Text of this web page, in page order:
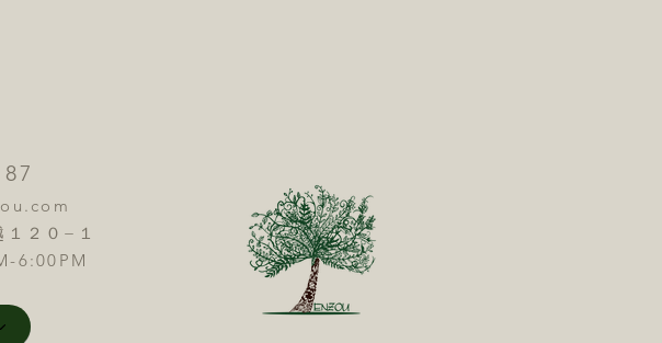
２０−１
6:00PM